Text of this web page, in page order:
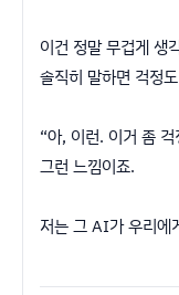
이건 정말 무겁게 생
솔직히 말하면 걱정
“아, 이런. 이거 좀 걱
그런 느낌이죠.
저는 그 AI가 우리에